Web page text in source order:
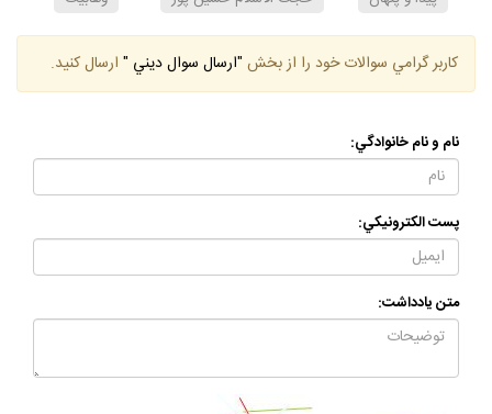
كاربر گرامي سوالات خود را از بخش"ارسال سوال ديني "ارسال كنيد.
نام و نام خانوادگي:
پست الكترونيكي:
متن يادداشت: